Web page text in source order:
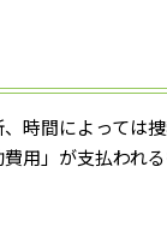
時間によっては
用」が支払われる